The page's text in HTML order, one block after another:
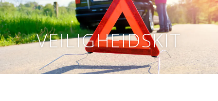
VEILIGHEIDSKIT